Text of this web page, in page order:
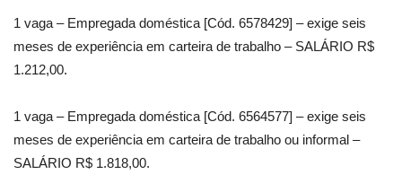
1 vaga – Empregada doméstica [Cód. 6578429] – exige seis
meses de experiência em carteira de trabalho – SALÁRIO R$
1.212,00.
1 vaga – Empregada doméstica [Cód. 6564577] – exige seis
meses de experiência em carteira de trabalho ou informal –
SALÁRIO R$ 1.818,00.